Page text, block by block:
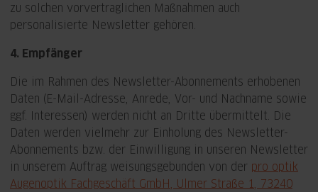
zu solchen vorvertraglichen Maßnahmen auch
personalisierte Newsletter gehören.
4. Empfänger
Die im Rahmen des Newsletter-Abonnements erhobenen
Daten (E-Mail-Adresse, Anrede, Vor- und Nachname sowie
ggf. Interessen) werden nicht an Dritte übermittelt. Die
Daten werden vielmehr zur Einholung des Newsletter-
Abonnements bzw. der Einwilligung in unseren Newsletter
in unserem Auftrag weisungsgebunden von der pro optik
Augenoptik Fachgeschäft GmbH, Ulmer Straße 1, 73240